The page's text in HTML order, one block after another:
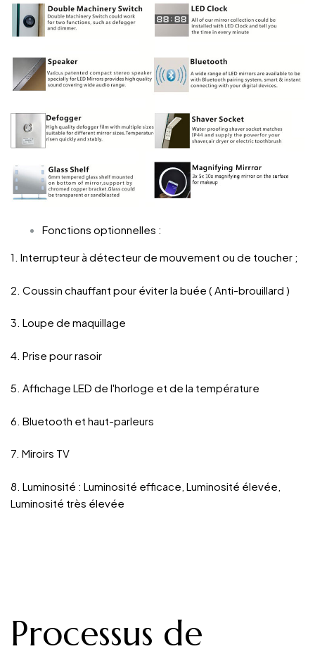
Fonctions optionnelles :
1. Interrupteur à détecteur de mouvement ou de toucher ;
2. Coussin chauffant pour éviter la buée ( Anti-brouillard )
3. Loupe de maquillage
4. Prise pour rasoir
5. Affichage LED de l'horloge et de la température
6. Bluetooth et haut-parleurs
7. Miroirs TV
8. Luminosité : Luminosité efficace, Luminosité élevée,
Luminosité très élevée
Processus de